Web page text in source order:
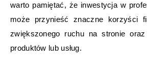
warto pamiętać, że inwestycja w
może przynieść znaczne korzyści
zwiększonego ruchu na stronie
produktów lub usług.